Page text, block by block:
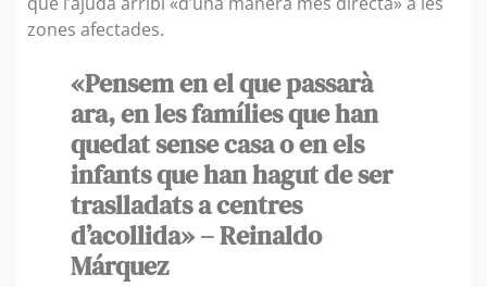
zones afectades.
«Pensem en el que passarà
ara, en les famílies que han
quedat sense casa o en els
infants que han hagut de ser
traslladats a centres
d’acollida» – Reinaldo
Márquez